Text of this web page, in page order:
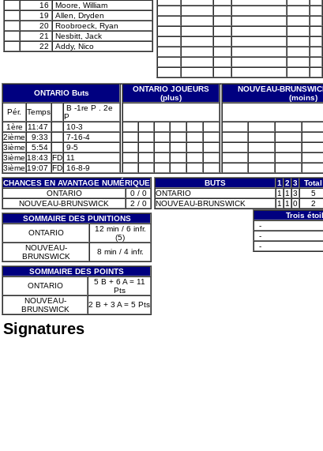
16
Moore, William
19
Allen, Dryden
20
Roobroeck, Ryan
21
Nesbitt, Jack
22
Addy, Nico
ONTARIO Buts
ONTARIO JOUEURS
(plus)
NOUVEAU-
(moins)
Pér.
Temps
B -1re P . 2e
P
1ère
11:47
10-3
2ième
9:33
7-16-4
3ième
5:54
9-5
3ième 18:43 FD 11
3ième 19:07 FD 16-8-9
CHANCES EN AVANTAGE NUMÉRIQUE
ONTARIO
0 / 0
NOUVEAU-BRUNSWICK
2 / 0
SOMMAIRE DES PUNITIONS
ONTARIO
12 min / 6 infr.
(5)
NOUVEAU-
BRUNSWICK
8 min / 4 infr.
SOMMAIRE DES POINTS
ONTARIO
5 B + 6 A = 11
Pts
NOUVEAU-
BRUNSWICK
2 B + 3 A = 5 Pts
BUTS 1 2 3
Total
ONTARIO
1 1 3
5
NOUVEAU-BRUNSWICK
1 1 0 2
Trois
-
-
-
Signatures